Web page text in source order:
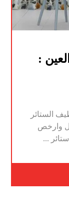
:
الستائر
وارخص
...